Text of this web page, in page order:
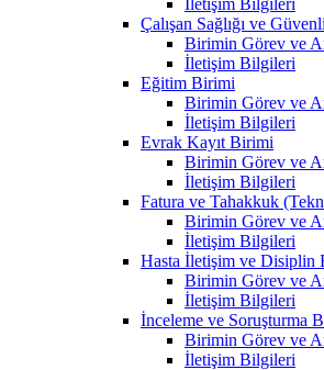
Çalışan Sağlığı ve
Birimin Görev ve
İletişim Bilgileri
Eğitim Birimi
Birimin Görev ve
İletişim Bilgileri
Evrak Kayıt Birimi
Birimin Görev ve
İletişim Bilgileri
Fatura ve Tahakkuk
Birimin Görev ve
İletişim Bilgileri
Hasta İletişim ve Disiplin
Birimin Görev ve
İletişim Bilgileri
İnceleme ve Soruşturma
Birimin Görev ve
İletişim Bilgileri